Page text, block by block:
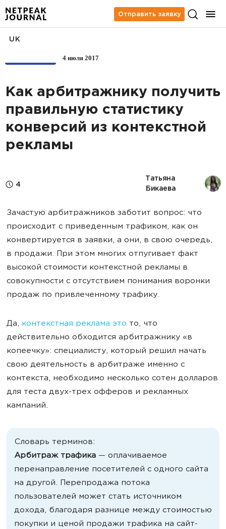
Отправить заявку
4 июля 2017
UK
Как арбитражнику получить
правильную статистику
конверсий из контекстной
рекламы
4
Татьяна
Бикаева
Зачастую арбитражников заботит вопрос: что
происходит с приведенным трафиком, как он
конвертируется в заявки, а они, в свою очередь,
в продажи. При этом многих отпугивает факт
высокой стоимости контекстной рекламы в
совокупности с отсутствием понимания воронки
продаж по привлеченному трафику.
Да, контекстная реклама это то, что
действительно обходится арбитражнику «в
копеечку»: специалисту, который решил начать
свою деятельность в арбитраже именно с
контекста, необходимо несколько сотен долларов
для теста двух-трех офферов и рекламных
кампаний.
Словарь терминов:
Арбитраж трафика — оплачиваемое
перенаправление посетителей с одного сайта
на другой. Перепродажа потока
пользователей может стать источником
дохода, благодаря разнице между стоимостью
покупки и ценой продажи трафика на сайт-